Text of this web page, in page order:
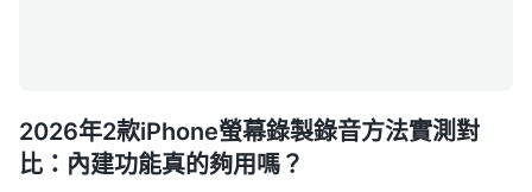
2026年2款iPhone螢幕錄製錄音方法實測對
比：內建功能真的夠用嗎？